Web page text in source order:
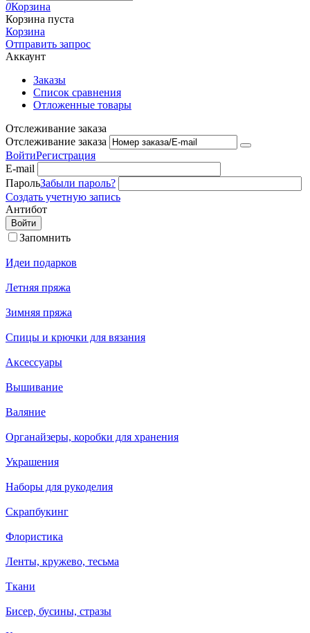
0Корзина
Корзина пуста
Корзина
Отправить запрос
Аккаунт
Заказы
Список сравнения
Отложенные товары
Отслеживание заказа
Отслеживание заказа
ВойтиРегистрация
E-mail
ПарольЗабыли пароль?
Создать учетную запись
Антибот
Войти
Запомнить
Идеи подарков
Летняя пряжа
Зимняя пряжа
Спицы и крючки для вязания
Аксессуары
Вышивание
Валяние
Органайзеры, коробки для хранения
Украшения
Наборы для рукоделия
Скрапбукинг
Флористика
Ленты, кружево, тесьма
Ткани
Бисер, бусины, стразы